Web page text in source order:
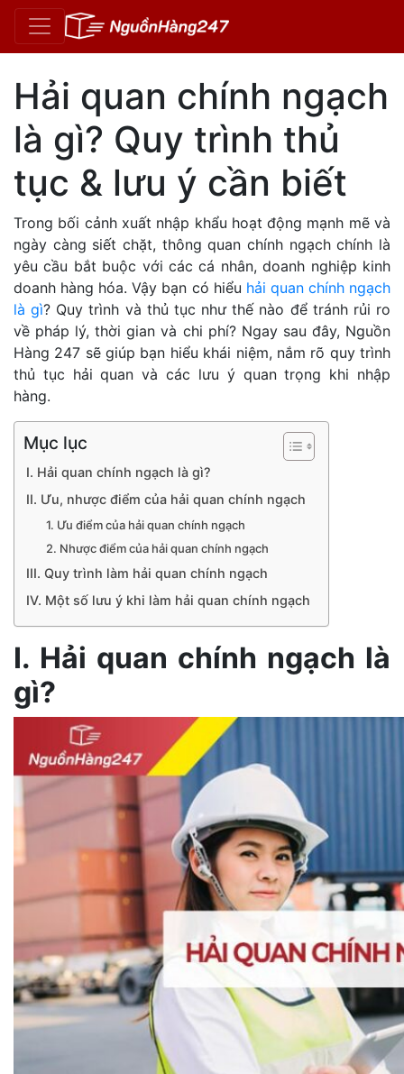
Hải quan chính ngạch
là gì? Quy trình thủ
tục & lưu ý cần biết
Trong bối cảnh xuất nhập khẩu hoạt động mạnh mẽ và
ngày càng siết chặt, thông quan chính ngạch chính là
yêu cầu bắt buộc với các cá nhân, doanh nghiệp kinh
doanh hàng hóa. Vậy bạn có hiểu hải quan chính ngạch
là gì? Quy trình và thủ tục như thế nào để tránh rủi ro
về pháp lý, thời gian và chi phí? Ngay sau đây, Nguồn
Hàng 247 sẽ giúp bạn hiểu khái niệm, nắm rõ quy trình
thủ tục hải quan và các lưu ý quan trọng khi nhập
hàng.
Mục lục
I. Hải quan chính ngạch là gì?
II. Ưu, nhược điểm của hải quan chính ngạch
1. Ưu điểm của hải quan chính ngạch
2. Nhược điểm của hải quan chính ngạch
III. Quy trình làm hải quan chính ngạch
IV. Một số lưu ý khi làm hải quan chính ngạch
I. Hải quan chính ngạch là
gì?